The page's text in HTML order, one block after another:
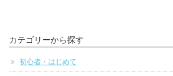
カテゴリーから探す
初心者・はじめて